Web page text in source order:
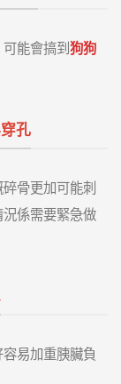
能會搞到 狗狗
孔
骨更加可能刺
況係需要緊急做
易加重胰臟負